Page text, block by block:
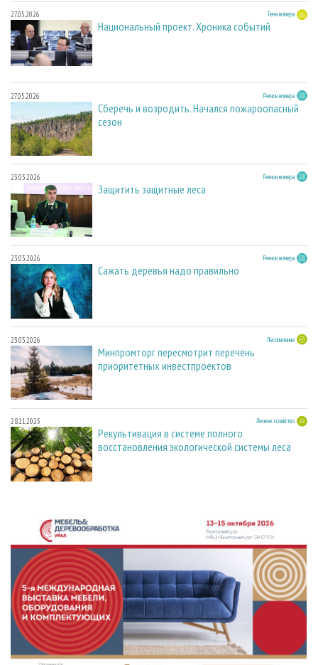
27.05.2026 Тема номера
Национальный проект. Хроника событий
27.05.2026 Регион номера
Сберечь и возродить. Начался пожароопасный
сезон
23.03.2026 Регион номера
Защитить защитные леса
23.03.2026 Регион номера
Сажать деревья надо правильно
23.03.2026 Лесопиление
Минпромторг пересмотрит перечень
приоритетных инвестпроектов
28.11.2025 Лесное хозяйство
Рекультивация в системе полного
восстановления экологической системы леса